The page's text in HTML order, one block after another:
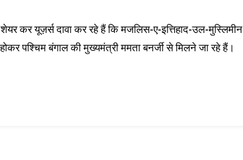
कर यूज़र्स दावा कर रहे हैं कि मजलिस-ए-इत्तिहाद-उल-मुस्लिमीन
पश्चिम बंगाल की मुख्यमंत्री ममता बनर्जी से मिलने जा रहे हैं।